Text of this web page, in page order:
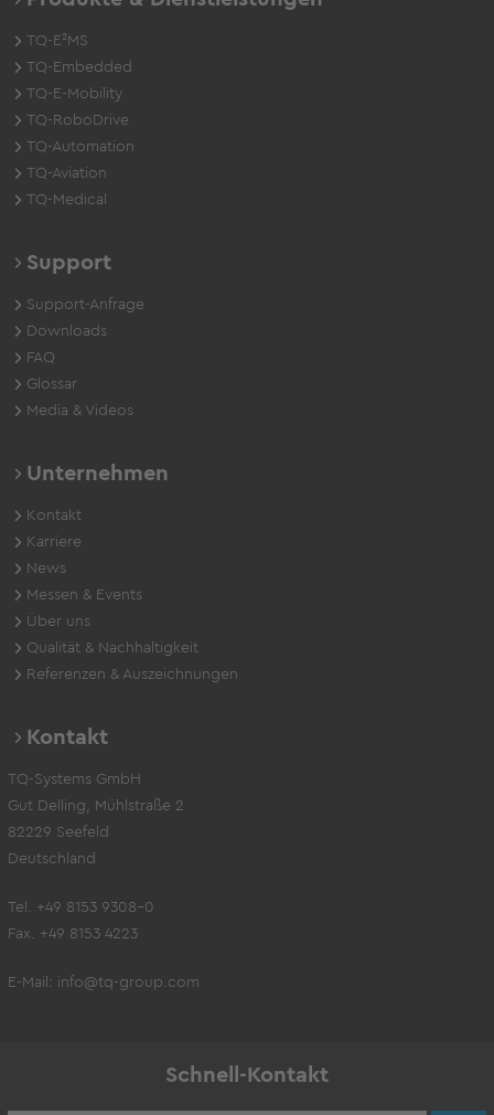
TQ-E²MS
TQ-Embedded
TQ-E-Mobility
TQ-RoboDrive
TQ-Automation
TQ-Aviation
TQ-Medical
Support
Support-Anfrage
Downloads
FAQ
Glossar
Media & Videos
Unternehmen
Kontakt
Karriere
News
Messen & Events
Über uns
Qualität & Nachhaltigkeit
Referenzen & Auszeichnungen
Kontakt
TQ-Systems GmbH
Gut Delling, Mühlstraße 2
82229 Seefeld
Deutschland
Tel. +49 8153 9308-0
Fax. +49 8153 4223
E-Mail: info@tq-group.com
Schnell-Kontakt